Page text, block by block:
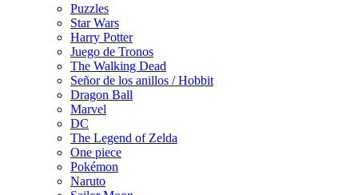
Puzzles
Star Wars
Harry Potter
Juego de Tronos
The Walking Dead
Señor de los anillos / Hobbit
Dragon Ball
Marvel
DC
The Legend of Zelda
One piece
Pokémon
Naruto